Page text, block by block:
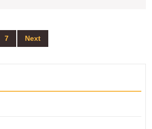
7 Next